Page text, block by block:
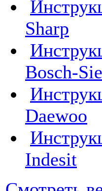
Sharp
Bosch-
Daewoo
Indesit